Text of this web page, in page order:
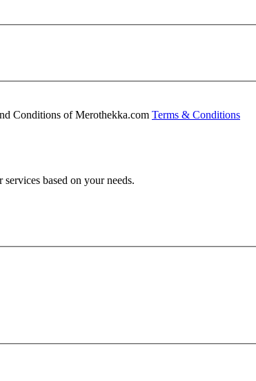
Conditions of Merothekka.com Terms & Conditions
based on your needs.